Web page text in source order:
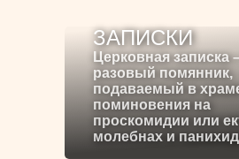
ЗАПИСКИ
Церковная записка
разовый помянник,
подаваемый в
поминовения на
проскомидии или
молебнах и